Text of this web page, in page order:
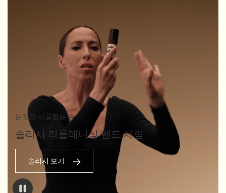
눈길을 사로잡는 손
솔리시 리플레니싱 핸드 세럼
솔리시 보기